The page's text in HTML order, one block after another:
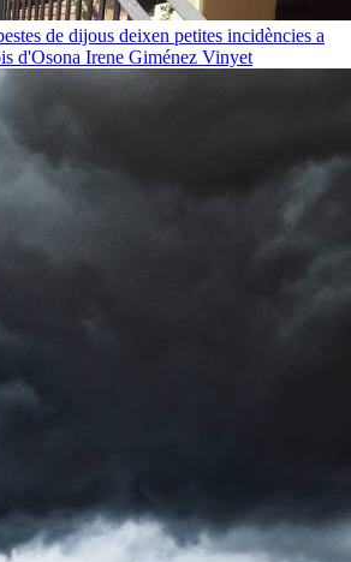
de dijous deixen petites incidències a
d'Osona Irene Giménez Vinyet